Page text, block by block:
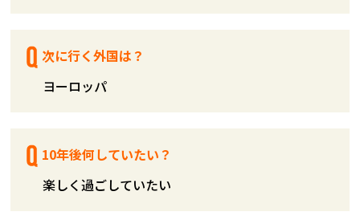
次に行く外国は？
ヨーロッパ
10年後何していたい？
楽しく過ごしていたい